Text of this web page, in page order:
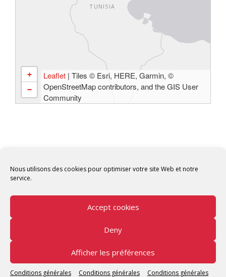
Nous utilisons des cookies pour optimiser votre site Web et notre
service.
Accept cookies
Deny
Afficher les préférences
Conditions générales Conditions générales Conditions générales
+
−
Leaflet | Tiles © Esri, HERE, Garmin, ©
OpenStreetMap contributors, and the GIS User
Community
Copyright © 2026 Tunisian Fablabs Tous droits
réservés.
Tunisian Fablabsby OpenFab Tunisia - Powered by